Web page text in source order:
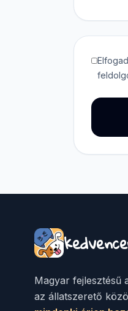
Magyar fejlesztésű
az állatszerető